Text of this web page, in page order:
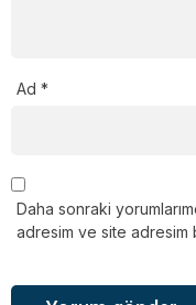
Ad *
Daha sonraki
adresim ve site adresim